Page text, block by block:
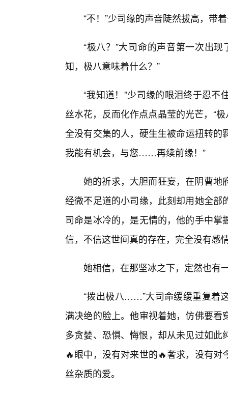
“不！”少司缘的声音陡然拔高，带
“极八？”大司命的声音第一次出
知，极八意味着什么？”
“我知道！”少司缘的眼泪终于忍
丝水花，反而化作点点晶莹的光芒，“
全没有交集的人，硬生生被命运扭转
我能有机会，与您……再续前缘！”
她的祈求，大胆而狂妄，在阴曹地
经微不足道的小司缘，此刻却用她全
司命是冰冷的，是无情的，他的手中
信，不信这世间真的存在，完全没有感
她相信，在那坚冰之下，定然也有
“拨出极八……”大司命缓缓重复着
满决绝的脸上。他审视着她，仿佛要
多贪婪、恐惧、悔恨，却从未见过如
🔥眼中，没有对来世的🔥奢求，没有
丝杂质的爱。